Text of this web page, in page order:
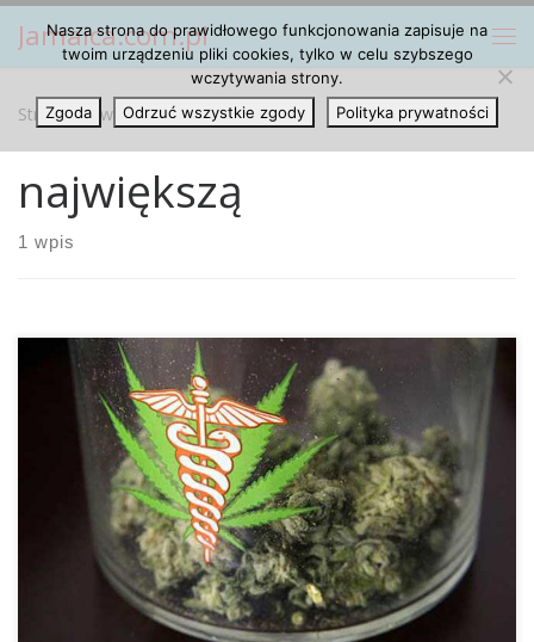
Przejdź do treści
Jamaica.com.pl
Strona główna » największą
największą
1 wpis
Ameryka Łacińska jest teraz zalewana istną falą zmiany
polityki marihuanowej. Jako pierwszy kraj w 2013 roku
Urugwaj zdecydował się na legalizację tego narkotyku, a
zeszłego roku Sąd najwyższy w Meksyku wydał orzeczenie,
że ściganie osób za to, że używają i uprawiają marihuanę
jest dla organów ścigania zbyt czasochłonne, a dla […]
Nasza strona do prawidłowego funkcjonowania zapisuje na
twoim urządzeniu pliki cookies, tylko w celu szybszego
wczytywania strony.
Zgoda
Odrzuć wszystkie zgody Polityka prywatności